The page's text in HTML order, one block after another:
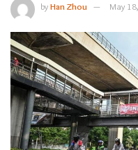
byHan Zhou May